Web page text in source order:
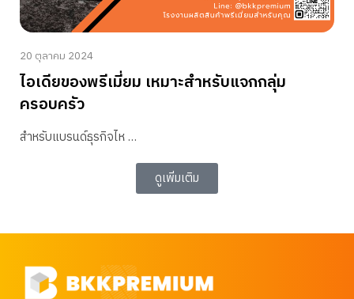
20 ตุลาคม 2024
ไอเดียของพรีเมี่ยม เหมาะสำหรับแจกกลุ่ม
ครอบครัว
สำหรับแบรนด์ธุรกิจไห …
ดูเพิ่มเติม